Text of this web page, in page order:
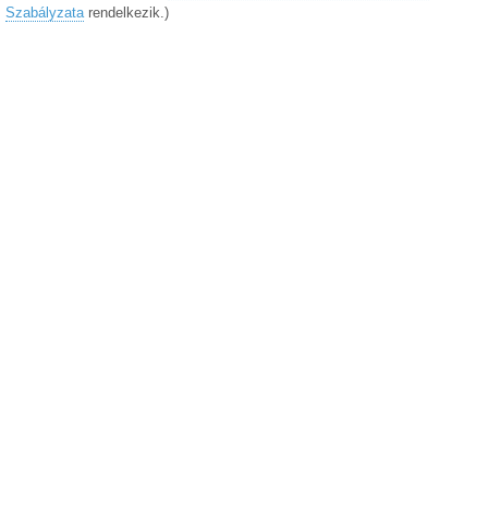
Szabályzata rendelkezik.)